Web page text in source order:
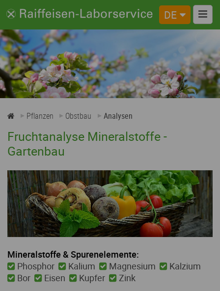
DE
Analysen
Probenahme
Pflanzen Obstbau Analysen
Fruchtanalyse Mineralstoffe -
Gartenbau
Mineralstoffe & Spurenelemente:
Phosphor
Kalium Magnesium
Kalzium
Bor
Eisen Kupfer
Zink